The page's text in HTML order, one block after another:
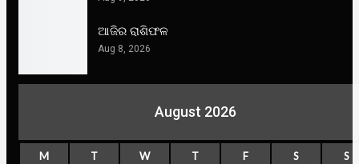
ଆଜିର ରାଶିଫଳ
Aug 8, 2026
August 2026
M T W T F S S